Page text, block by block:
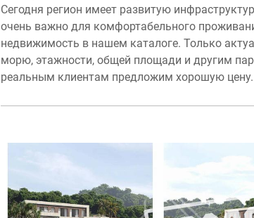
Сегодня регион имеет развитую
очень важно для комфортабельного
недвижимость в нашем каталоге. Только
морю, этажности, общей площади и другим
реальным клиентам предложим хорошую цену.